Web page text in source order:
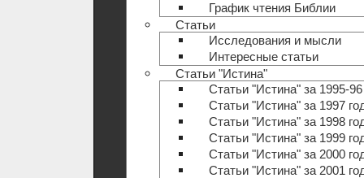
График чтения Библии
Статьи
Исследования и мысли
Интересные статьи
Статьи "Истина"
Статьи "Истина" за 1995-
Статьи "Истина" за 1997
Статьи "Истина" за 1998
Статьи "Истина" за 1999
Статьи "Истина" за 2000
Статьи "Истина" за 2001